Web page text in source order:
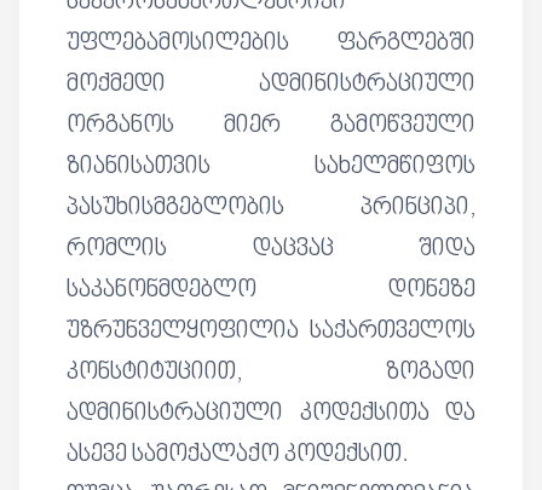
უფლებამოსილების ფარგლებში
მოქმედი ადმინისტრაციული
ორგანოს მიერ გამოწვეული
ზიანისათვის სახელმწიფოს
პასუხისმგებლობის პრინციპი,
რომლის დაცვაც შიდა
საკანონმდებლო დონეზე
უზრუნველყოფილია საქართველოს
კონსტიტუციით, ზოგადი
ადმინისტრაციული კოდექსითა და
ასევე სამოქალაქო კოდექსით.